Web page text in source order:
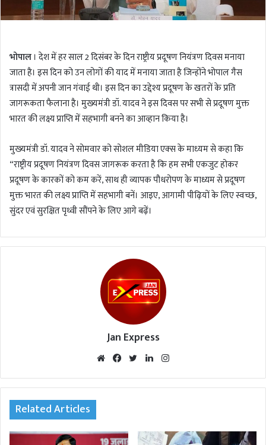
t
e
भोपाल । देश में हर साल 2 दिसंबर के दिन राष्ट्रीय प्रदूषण नियंत्रण दिवस मनाया
जाता है। इस दिन को उन लोगों की याद में मनाया जाता है जिन्होंने भोपाल गैस
त्रासदी में अपनी जान गंवाई थी। इस दिन का उद्देश्य प्रदूषण के खतरों के प्रति
जागरूकता फैलाना है। मुख्‍यमंत्री डॉ. यादव ने इस दिवस पर सभी से प्रदूषण मुक्त
भारत की लक्ष्य प्राप्ति में सहभागी बनने का आव्‍हान किया है।
मुख्‍यमंत्री डॉ. यादव ने सोमवार को सोशल मीडिया एक्‍स के माध्‍यम से कहा कि
“राष्ट्रीय प्रदूषण नियंत्रण दिवस जागरूक करता है कि हम सभी एकजुट होकर
प्रदूषण के कारकों को कम करें, साथ ही व्यापक पौधरोपण के माध्यम से प्रदूषण
मुक्त भारत की लक्ष्य प्राप्ति में सहभागी बनें। आइए, आगामी पीढ़ियों के लिए स्वच्छ,
सुंदर एवं सुरक्षित पृथ्वी सौंपने के लिए आगे बढ़ें।
Jan Express
We
te
Fac
oo
Twi
r
Lin
In am
Related Articles